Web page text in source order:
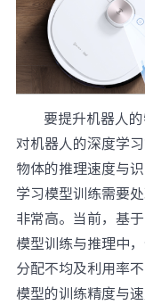
要提升机器人
对机器人的深度学
物体的推理速度与
学习模型训练需要
非常高。当前，基
模型训练与推理中
分配不均及利用率
模型的训练精度与